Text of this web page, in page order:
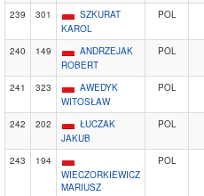
239 301
SZKURAT
KAROL
POL
240 149
ANDRZEJAK
ROBERT
POL
241 323
AWEDYK
WITOSŁAW
POL
242 202
ŁUCZAK
JAKUB
POL
243
194
WIECZORKIEWICZ
MARIUSZ
POL